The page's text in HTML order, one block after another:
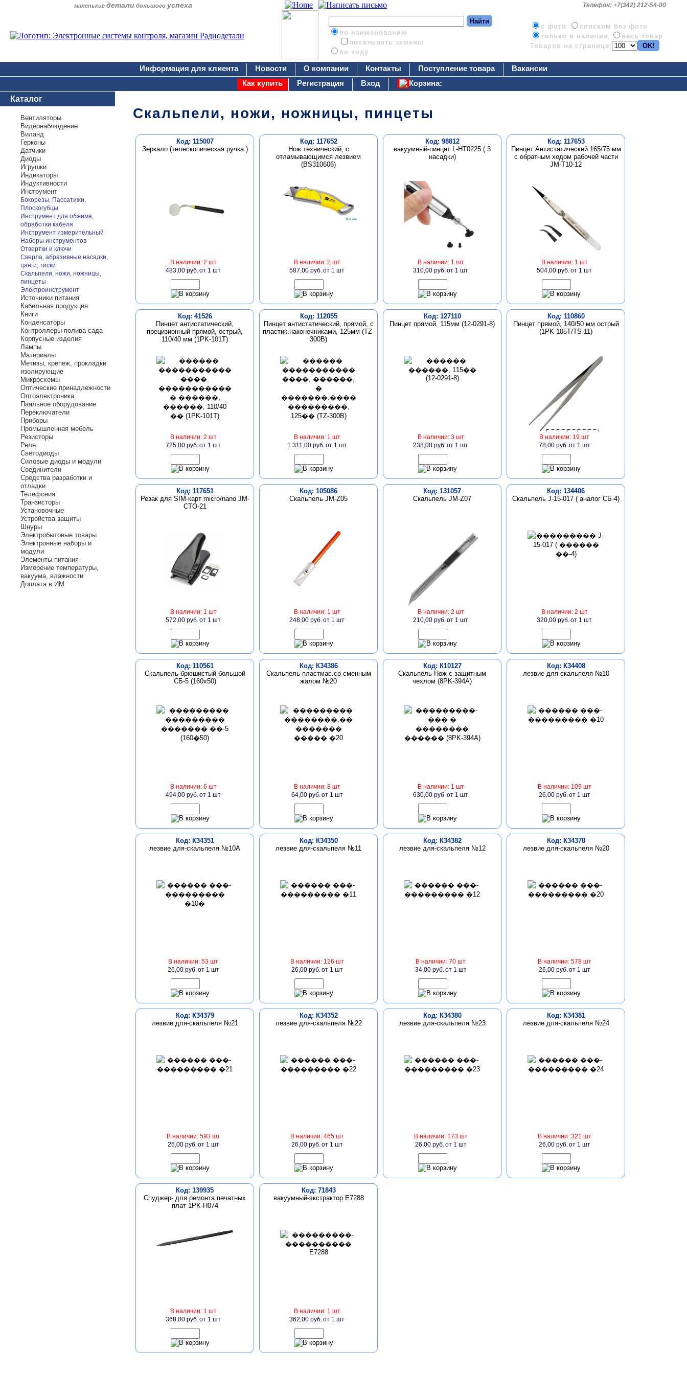
маленькие детали большого успеха Телефон: +7(342) 212-54-00
по наименованию
показывать замены
по коду
c фото
списком без фото
только в наличии
весь товар
Товаров на странице:
Информация для клиента Новости О компании Контакты Поступление товара
Вакансии
Как купить
Регистрация Вход
Корзина:
Каталог
Вентиляторы
Видеонаблюдение
Виланд
Герконы
Датчики
Диоды
Игрушки
Индикаторы
Индуктивности
Инструмент
Бокорезы, Пассатижи,
Плоскогубцы
Инструмент для обжима,
обработки кабеля
Инструмент измерительный
Наборы инструментов
Отвертки и ключи
Сверла, абразивные насадки,
цанги, тиски
Скальпели, ножи, ножницы,
пинцеты
Электроинструмент
Источники питания
Кабельная продукция
Книги
Конденсаторы
Контроллеры полива сада
Корпусные изделия
Лампы
Материалы
Метизы, крепеж, прокладки
изолирующие
Микросхемы
Оптические принадлежности
Оптоэлектроника
Паяльное оборудование
Переключатели
Приборы
Промышленная мебель
Резисторы
Реле
Светодиоды
Силовые диоды и модули
Соединители
Средства разработки и
отладки
Телефония
Транзисторы
Установочные
Устройства защиты
Шнуры
Электробытовые товары
Электронные наборы и
модули
Элементы питания
Измерение температуры,
вакуума, влажности
Доплата в ИМ
Скальпели, ножи, ножницы, пинцеты
Код: 115007
Зеркало (телескопическая ручка )
В наличии: 2 шт
483,00 руб.от 1 шт
Код: 117652
Нож технический, с
отламывающимся лезвием
(BS310606)
В наличии: 2 шт
587,00 руб.от 1 шт
Код: 98812
вакуумный-пинцет L-HT0225 ( 3
насадки)
В наличии: 1 шт
310,00 руб.от 1 шт
Код: 117653
Пинцет Антистатический 165/75 мм
c обратным ходом рабочей части
JM-T10-12
В наличии: 1 шт
504,00 руб.от 1 шт
Код: 41526
Пинцет антистатический,
прецизионный прямой, острый,
110/40 мм (1PK-101T)
В наличии: 2 шт
725,00 руб.от 1 шт
Код: 112055
Пинцет антистатический, прямой, с
пластик.наконечниками, 125мм (TZ-
300B)
В наличии: 1 шт
1 311,00 руб.от 1 шт
Код: 127110
Пинцет прямой, 115мм (12-0291-8)
В наличии: 3 шт
238,00 руб.от 1 шт
Код: 110860
Пинцет прямой, 140/50 мм острый
(1PK-105T/TS-11)
В наличии: 19 шт
78,00 руб.от 1 шт
Код: 117651
Резак для SIM-карт micro/nano JM-
CTO-21
В наличии: 1 шт
572,00 руб.от 1 шт
Код: 105086
Скальпель JM-Z05
В наличии: 1 шт
248,00 руб.от 1 шт
Код: 131057
Скальпель JM-Z07
В наличии: 2 шт
210,00 руб.от 1 шт
Код: 134406
Скальпель J-15-017 ( аналог СБ-4)
В наличии: 2 шт
320,00 руб.от 1 шт
Код: 110561
Скальпель брюшистый большой
СБ-5 (160х50)
В наличии: 6 шт
494,00 руб.от 1 шт
Код: К34386
Скальпель пластмас.со сменным
жалом №20
В наличии: 8 шт
64,00 руб.от 1 шт
Код: К10127
Скальпель-Нож с защитным
чехлом (8PK-394A)
В наличии: 1 шт
630,00 руб.от 1 шт
Код: К34408
лезвие для-скальпеля №10
В наличии: 109 шт
26,00 руб.от 1 шт
Код: К34351
лезвие для-скальпеля №10А
В наличии: 53 шт
26,00 руб.от 1 шт
Код: К34350
лезвие для-скальпеля №11
В наличии: 126 шт
26,00 руб.от 1 шт
Код: К34382
лезвие для-скальпеля №12
В наличии: 70 шт
34,00 руб.от 1 шт
Код: К34378
лезвие для-скальпеля №20
В наличии: 578 шт
26,00 руб.от 1 шт
Код: К34379
лезвие для-скальпеля №21
В наличии: 593 шт
26,00 руб.от 1 шт
Код: К34352
лезвие для-скальпеля №22
В наличии: 465 шт
26,00 руб.от 1 шт
Код: К34380
лезвие для-скальпеля №23
В наличии: 173 шт
26,00 руб.от 1 шт
Код: К34381
лезвие для-скальпеля №24
В наличии: 321 шт
26,00 руб.от 1 шт
Код: 139935
Спуджер- для ремонта печатных
плат 1PK-H074
В наличии: 1 шт
368,00 руб.от 1 шт
Код: 71843
вакуумный-экстрактор E7288
В наличии: 1 шт
362,00 руб.от 1 шт